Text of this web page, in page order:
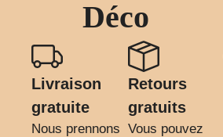
Déco
Livraison
gratuite
Nous prennons
Retours
gratuits
Vous pouvez